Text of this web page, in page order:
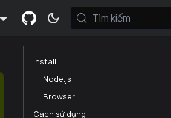
Tìm kiếm
Install
Node.js
Browser
Cách sử dụng